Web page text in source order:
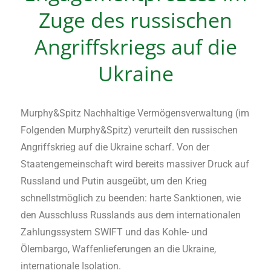
Zuge des russischen
Angriffskriegs auf die
Ukraine
Murphy&Spitz Nachhaltige Vermögensverwaltung (im
Folgenden Murphy&Spitz) verurteilt den russischen
Angriffskrieg auf die Ukraine scharf. Von der
Staatengemeinschaft wird bereits massiver Druck auf
Russland und Putin ausgeübt, um den Krieg
schnellstmöglich zu beenden: harte Sanktionen, wie
den Ausschluss Russlands aus dem internationalen
Zahlungssystem SWIFT und das Kohle- und
Ölembargo, Waffenlieferungen an die Ukraine,
internationale Isolation.